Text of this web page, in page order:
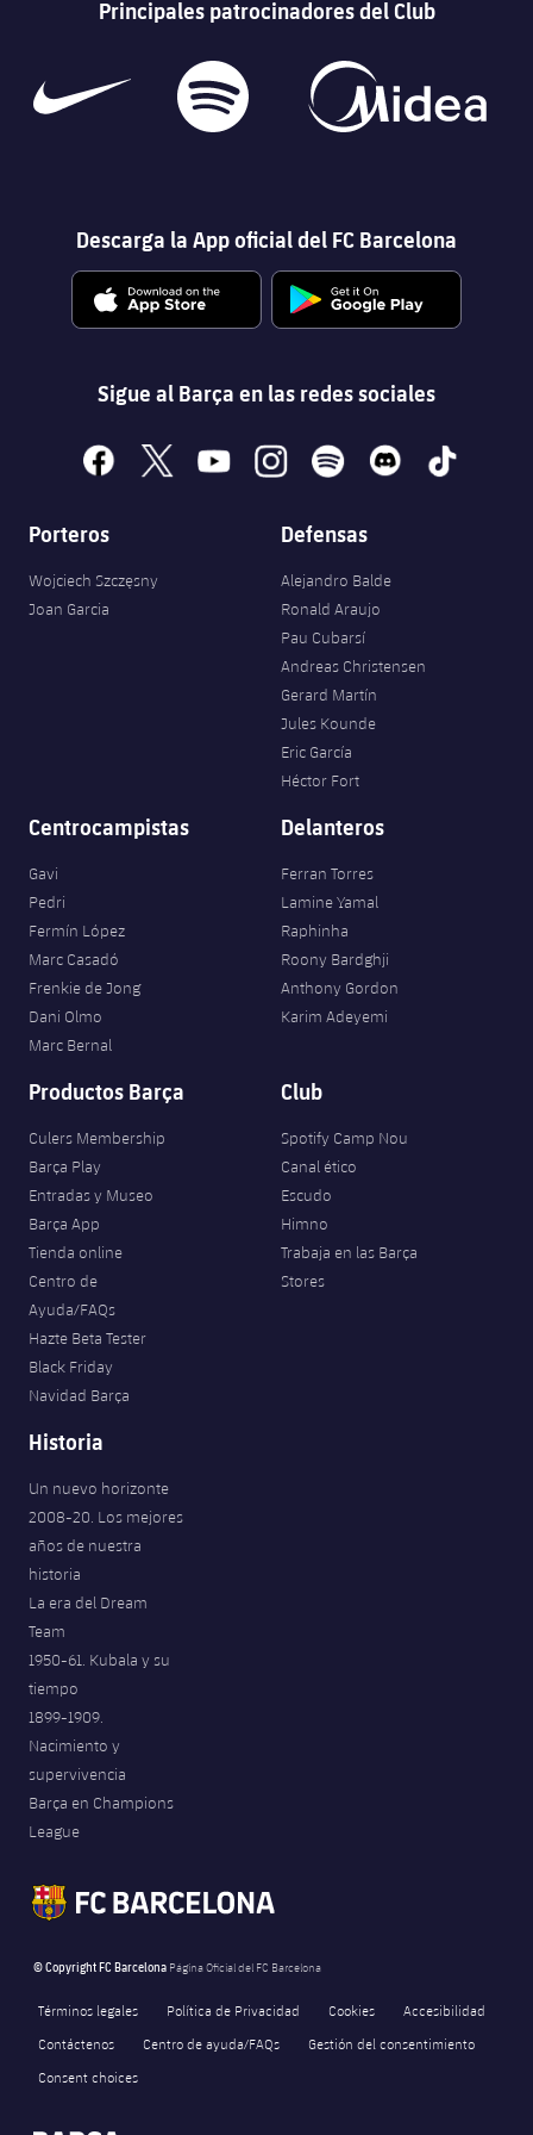
Principales patrocinadores del Club
Descarga la App oficial del FC Barcelona
Sigue al Barça en las redes sociales
facebook
x youtubeinstagramspotify discord tiktok
Porteros
Wojciech Szczęsny
Joan Garcia
Defensas
Alejandro Balde
Ronald Araujo
Pau Cubarsí
Andreas Christensen
Gerard Martín
Jules Kounde
Eric García
Héctor Fort
Centrocampistas
Gavi
Pedri
Fermín López
Marc Casadó
Frenkie de Jong
Dani Olmo
Marc Bernal
Delanteros
Ferran Torres
Lamine Yamal
Raphinha
Roony Bardghji
Anthony Gordon
Karim Adeyemi
Productos Barça
Culers Membership
Barça Play
Entradas y Museo
Barça App
Tienda online
Centro de
Ayuda/FAQs
Hazte Beta Tester
Black Friday
Navidad Barça
Club
Spotify Camp Nou
Canal ético
Escudo
Himno
Trabaja en las Barça
Stores
Historia
Un nuevo horizonte
2008-20. Los mejores
años de nuestra
historia
La era del Dream
Team
1950-61. Kubala y su
tiempo
1899-1909.
Nacimiento y
supervivencia
Barça en Champions
League
© Copyright FC Barcelona Página Oficial del FC Barcelona
Términos legales Política de Privacidad Cookies
Accesibilidad
Contáctenos
Centro de ayuda/FAQs
Gestión del consentimiento
Consent choices